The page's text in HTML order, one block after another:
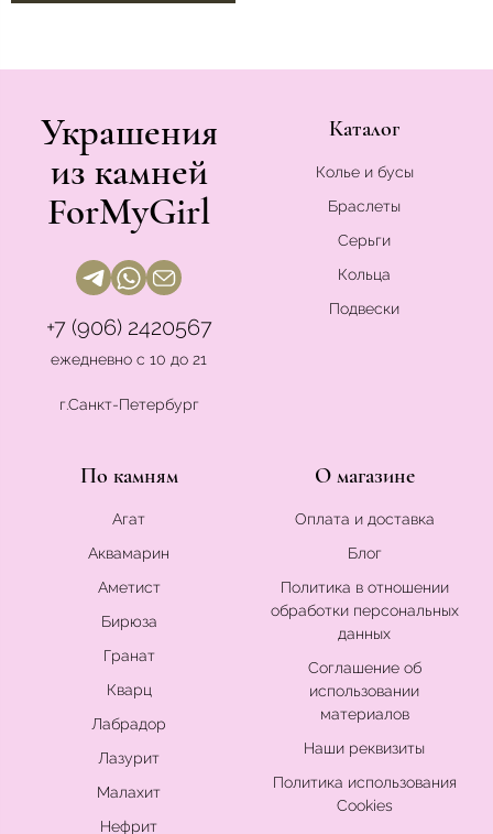
Украшения
из камней
ForMyGirl
+7 (906) 2420567
ежедневно с 10 до 21
г.Санкт-Петербург
Каталог
Колье и бусы
Браслеты
Серьги
Кольца
Подвески
По камням
Агат
Аквамарин
Аметист
Бирюза
Гранат
Кварц
Лабрадор
Лазурит
Малахит
Нефрит
О магазине
Оплата и доставка
Блог
Политика в отношении
обработки персональных
данных
Соглашение об
использовании
материалов
Наши реквизиты
Политика использования
Cookies